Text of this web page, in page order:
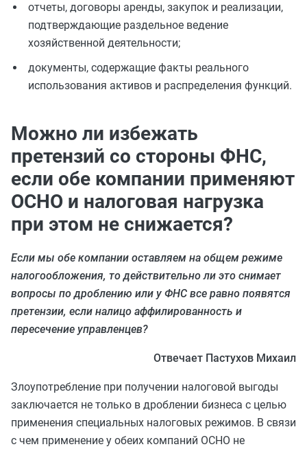
отчеты, договоры аренды, закупок и реализации,
подтверждающие раздельное ведение
хозяйственной деятельности;
документы, содержащие факты реального
использования активов и распределения функций.
Можно ли избежать
претензий со стороны ФНС,
если обе компании применяют
ОСНО и налоговая нагрузка
при этом не снижается?
Если мы обе компании оставляем на общем режиме
налогообложения, то действительно ли это снимает
вопросы по дроблению или у ФНС все равно появятся
претензии, если налицо аффилированность и
пересечение управленцев?
Отвечает Пастухов Михаил
Злоупотребление при получении налоговой выгоды
заключается не только в дроблении бизнеса с целью
применения специальных налоговых режимов. В связи
с чем применение у обеих компаний ОСНО не